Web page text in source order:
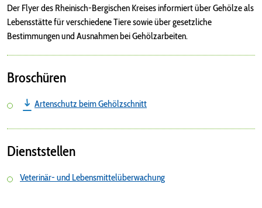
Der Flyer des Rheinisch-Bergischen Kreises informiert über Gehölze als
Lebensstätte für verschiedene Tiere sowie über gesetzliche
Bestimmungen und Ausnahmen bei Gehölzarbeiten.
Broschüren
Artenschutz beim Gehölzschnitt
Dienststellen
Veterinär- und Lebensmittelüberwachung